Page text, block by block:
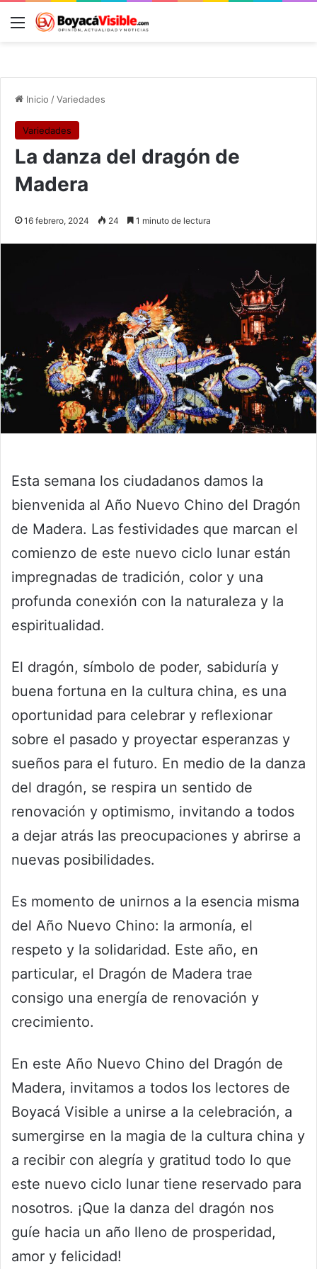
Menú
Inicio /Variedades
Variedades
La danza del dragón de
Madera
16 febrero, 2024 24 1 minuto de lectura
Esta semana los ciudadanos damos la
bienvenida al Año Nuevo Chino del Dragón
de Madera. Las festividades que marcan el
comienzo de este nuevo ciclo lunar están
impregnadas de tradición, color y una
profunda conexión con la naturaleza y la
espiritualidad.
El dragón, símbolo de poder, sabiduría y
buena fortuna en la cultura china, es una
oportunidad para celebrar y reflexionar
sobre el pasado y proyectar esperanzas y
sueños para el futuro. En medio de la danza
del dragón, se respira un sentido de
renovación y optimismo, invitando a todos
a dejar atrás las preocupaciones y abrirse a
nuevas posibilidades.
Es momento de unirnos a la esencia misma
del Año Nuevo Chino: la armonía, el
respeto y la solidaridad. Este año, en
particular, el Dragón de Madera trae
consigo una energía de renovación y
crecimiento.
En este Año Nuevo Chino del Dragón de
Madera, invitamos a todos los lectores de
Boyacá Visible a unirse a la celebración, a
sumergirse en la magia de la cultura china y
a recibir con alegría y gratitud todo lo que
este nuevo ciclo lunar tiene reservado para
nosotros. ¡Que la danza del dragón nos
guíe hacia un año lleno de prosperidad,
amor y felicidad!